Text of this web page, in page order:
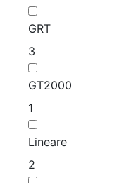
GRT
3
GT2000
1
Lineare
2